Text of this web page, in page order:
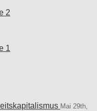
2
1
Mai 29th,